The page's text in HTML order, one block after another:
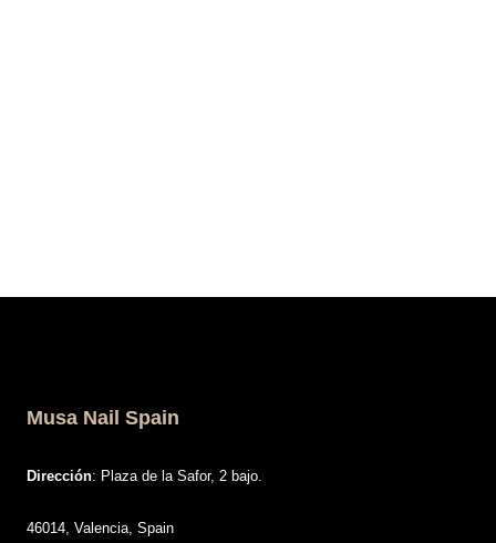
Musa Nail Spain
Dirección: Plaza de la Safor, 2 bajo.
46014, Valencia, Spain